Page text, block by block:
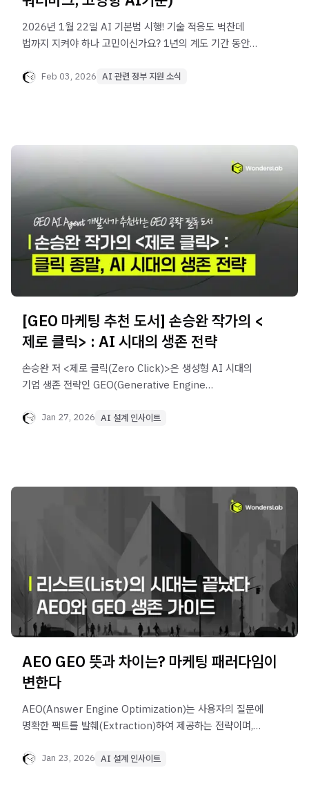
2026년 1월 22일 AI 기본법 시행! 기술 적응도 벅찬데
법까지 지켜야 하나 고민이신가요? 1년의 계도 기간 동안
의무를 정리했습니다.
Feb 03, 2026 AI 관련 정부 지원 소식
[GEO 마케팅 추천 도서] 손승완 작가의 <
제로 클릭> : AI 시대의 생존 전략
손승완 저 <제로 클릭(Zero Click)>은 생성형 AI 시대의
기업 생존 전략인 GEO(Generative Engine
전략은 1) 키워드가 아닌 사용자 질문(Question) 중심 설계,
구조화입니다
Jan 27, 2026 AI 설계 인사이트
AEO GEO 뜻과 차이는? 마케팅 패러다임이
변한다
AEO(Answer Engine Optimization)는 사용자의 질문에
명확한 팩트를 발췌(Extraction)하여 제공하는 전략이며,
(Synthesis)하여 최적의 대안을 추천하는 전략입니다.
Jan 23, 2026 AI 설계 인사이트